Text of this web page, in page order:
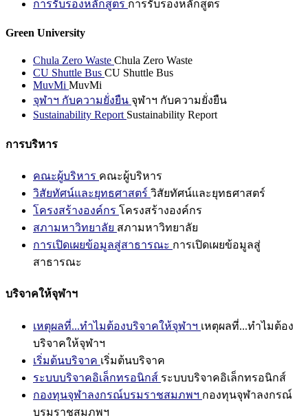
การรับรองหลักสูตร การรับรองหลักสูตร
Green University
Chula Zero Waste Chula Zero Waste
CU Shuttle Bus CU Shuttle Bus
MuvMi MuvMi
จุฬาฯ กับความยั่งยืน จุฬาฯ กับความยั่งยืน
Sustainability Report Sustainability Report
การบริหาร
คณะผู้บริหาร คณะผู้บริหาร
วิสัยทัศน์และยุทธศาสตร์ วิสัยทัศน์และยุทธศาสตร์
โครงสร้างองค์กร โครงสร้างองค์กร
สภามหาวิทยาลัย สภามหาวิทยาลัย
การเปิดเผยข้อมูลสู่สาธารณะ การเปิดเผยข้อมูลสู่
สาธารณะ
บริจาคให้จุฬาฯ
เหตุผลที่...ทำไมต้องบริจาคให้จุฬาฯ เหตุผลที่...ทำไมต้อง
บริจาคให้จุฬาฯ
เริ่มต้นบริจาค เริ่มต้นบริจาค
ระบบบริจาคอิเล็กทรอนิกส์ ระบบบริจาคอิเล็กทรอนิกส์
กองทุนจุฬาลงกรณ์บรมราชสมภพฯ กองทุนจุฬาลงกรณ์
บรมราชสมภพฯ